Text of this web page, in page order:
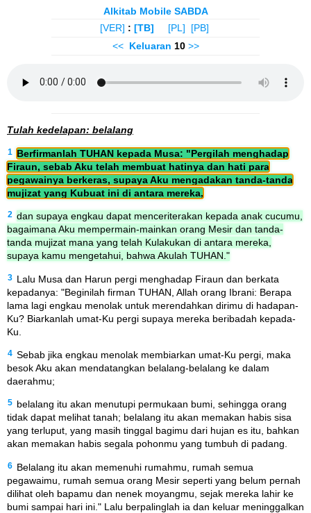
Alkitab Mobile SABDA
[VER] : [TB] [PL]
[PB]
<< Keluaran 10 >>
Tulah kedelapan: belalang
1
Berfirmanlah TUHAN kepada Musa: "Pergilah menghadap
Firaun, sebab Aku telah membuat hatinya dan hati para
pegawainya berkeras, supaya Aku mengadakan tanda-tanda
mujizat yang Kubuat ini di antara mereka,
2 dan supaya engkau dapat menceriterakan kepada anak cucumu,
bagaimana Aku mempermain-mainkan orang Mesir dan tanda-
tanda mujizat mana yang telah Kulakukan di antara mereka,
supaya kamu mengetahui, bahwa Akulah TUHAN."
3 Lalu Musa dan Harun pergi menghadap Firaun dan berkata
kepadanya: "Beginilah firman TUHAN, Allah orang Ibrani: Berapa
lama lagi engkau menolak untuk merendahkan dirimu di hadapan-
Ku? Biarkanlah umat-Ku pergi supaya mereka beribadah kepada-
Ku.
4 Sebab jika engkau menolak membiarkan umat-Ku pergi, maka
besok Aku akan mendatangkan belalang-belalang ke dalam
daerahmu;
5 belalang itu akan menutupi permukaan bumi, sehingga orang
tidak dapat melihat tanah; belalang itu akan memakan habis sisa
yang terluput, yang masih tinggal bagimu dari hujan es itu, bahkan
akan memakan habis segala pohonmu yang tumbuh di padang.
6 Belalang itu akan memenuhi rumahmu, rumah semua
pegawaimu, rumah semua orang Mesir seperti yang belum pernah
dilihat oleh bapamu dan nenek moyangmu, sejak mereka lahir ke
bumi sampai hari ini." Lalu berpalinglah ia dan keluar meninggalkan